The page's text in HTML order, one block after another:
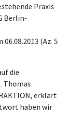
Praxis
Berlin-
(Az. 5
die
Thomas
erklärt
haben wir